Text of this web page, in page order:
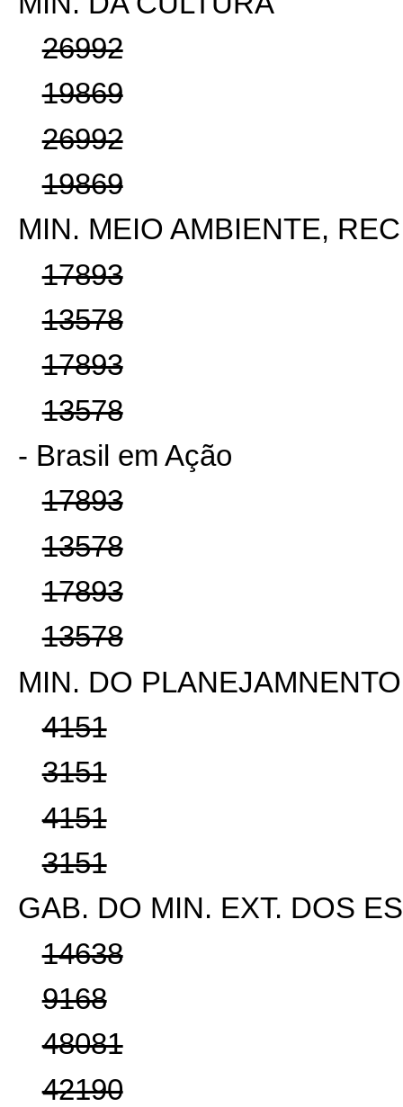
26992
19869
26992
19869
MIN. MEIO AMBIENTE,
17893
13578
17893
13578
- Brasil em Ação
17893
13578
17893
13578
MIN. DO
4151
3151
4151
3151
GAB. DO MIN. EXT. DOS
14638
9168
48081
42190